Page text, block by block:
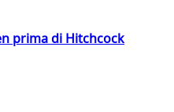
prima di Hitchcock